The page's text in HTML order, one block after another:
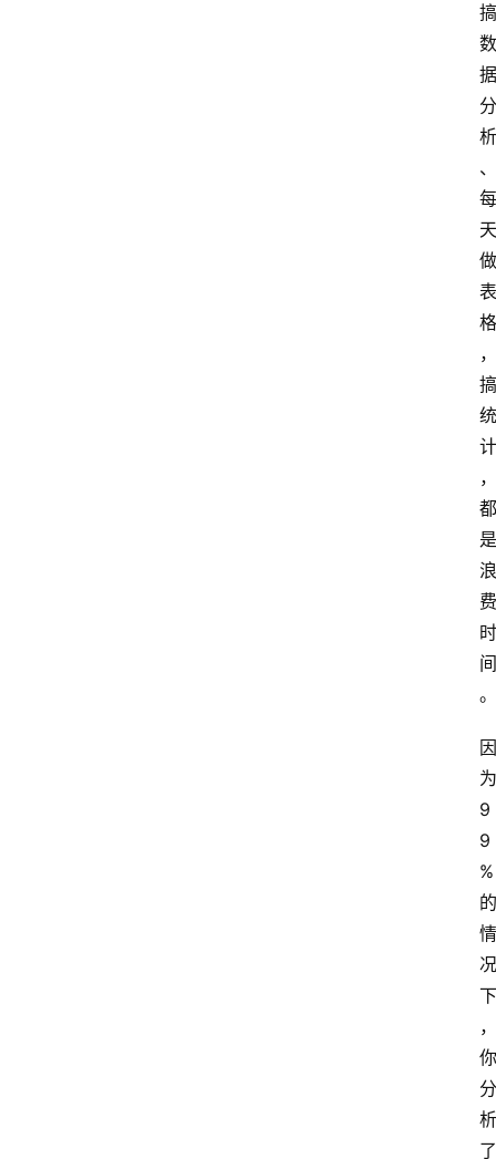
搞
数
据
分
析
、
每
天
做
表
格
，
搞
统
计
，
都
是
浪
费
时
间
。
因
为
9
9
%
的
情
况
下
，
你
分
析
了